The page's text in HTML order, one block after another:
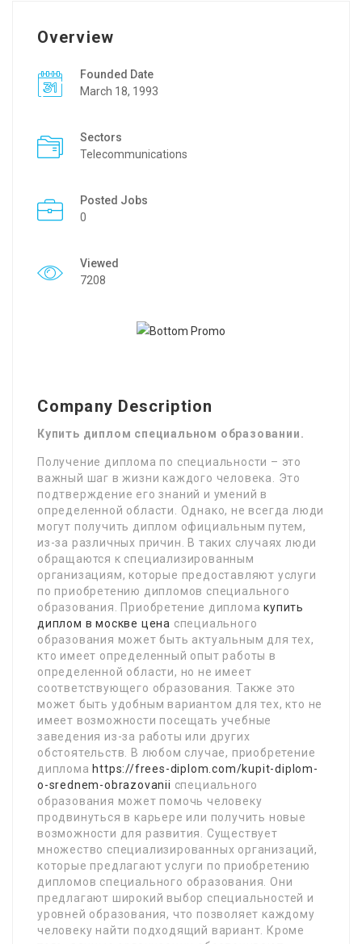
Overview
Founded Date
March 18, 1993
Sectors
Telecommunications
Posted Jobs
0
Viewed
7208
Company Description
Купить диплом специальном образовании.
Получение диплома по специальности – это
важный шаг в жизни каждого человека. Это
подтверждение его знаний и умений в
определенной области. Однако, не всегда люди
могут получить диплом официальным путем,
из-за различных причин. В таких случаях люди
обращаются к специализированным
организациям, которые предоставляют услуги
по приобретению дипломов специального
образования. Приобретение дипломакупить
диплом в москве цена специального
образования может быть актуальным для тех,
кто имеет определенный опыт работы в
определенной области, но не имеет
соответствующего образования. Также это
может быть удобным вариантом для тех, кто не
имеет возможности посещать учебные
заведения из-за работы или других
обстоятельств. В любом случае, приобретение
диплома https://frees-diplom.com/kupit-diplom-
o-srednem-obrazovanii специального
образования может помочь человеку
продвинуться в карьере или получить новые
возможности для развития. Существует
множество специализированных организаций,
которые предлагают услуги по приобретению
дипломов специального образования. Они
предлагают широкий выбор специальностей и
уровней образования, что позволяет каждому
человеку найти подходящий вариант. Кроме